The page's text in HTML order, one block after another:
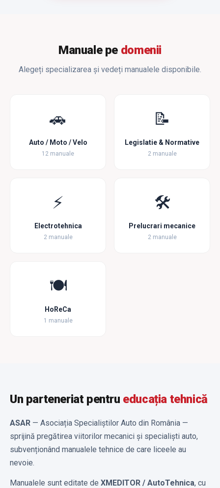
Manuale pe domenii
Alegeți specializarea și vedeți manualele disponibile.
🚗
Auto / Moto / Velo
12 manuale
📝
Legislatie & Normative
2 manuale
⚡
Electrotehnica
2 manuale
🛠️
Prelucrari mecanice
2 manuale
🍽️
HoReCa
1 manuale
Un parteneriat pentru educația tehnică
ASAR — Asociația Specialiștilor Auto din România —
sprijină pregătirea viitorilor mecanici și specialiști auto,
subvenționând manualele tehnice de care liceele au
nevoie.
Manualele sunt editate de XMEDITOR / AutoTehnica, cu